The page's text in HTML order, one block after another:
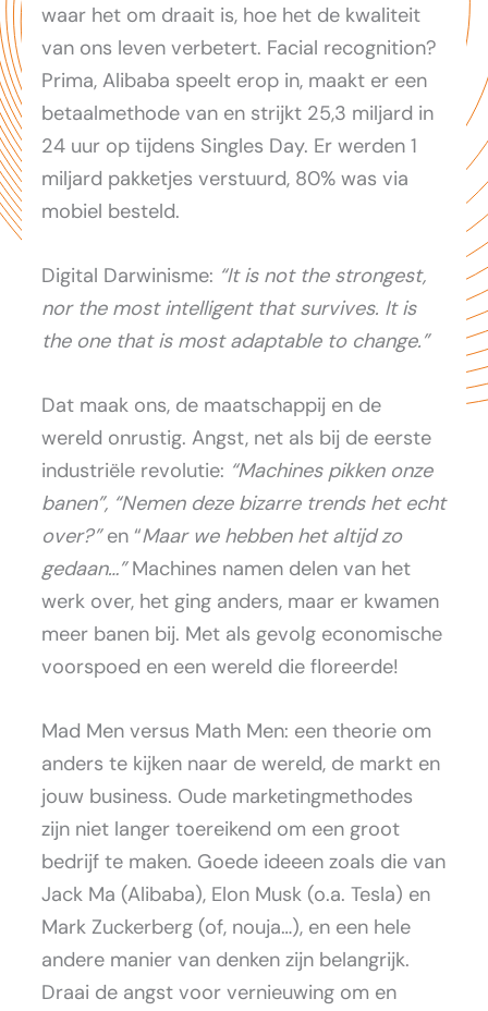
waar het om draait is, hoe het de kwaliteit
van ons leven verbetert. Facial recognition?
Prima, Alibaba speelt erop in, maakt er een
betaalmethode van en strijkt 25,3 miljard in
24 uur op tijdens Singles Day. Er werden 1
miljard pakketjes verstuurd, 80% was via
mobiel besteld.
Digital Darwinisme: “It is not the strongest,
nor the most intelligent that survives. It is
the one that is most adaptable to change.”
Dat maak ons, de maatschappij en de
wereld onrustig. Angst, net als bij de eerste
industriële revolutie: “Machines pikken onze
banen”, “Nemen deze bizarre trends het echt
over?”en “Maar we hebben het altijd zo
gedaan…”Machines namen delen van het
werk over, het ging anders, maar er kwamen
meer banen bij. Met als gevolg economische
voorspoed en een wereld die floreerde!
Mad Men versus Math Men: een theorie om
anders te kijken naar de wereld, de markt en
jouw business. Oude marketingmethodes
zijn niet langer toereikend om een groot
bedrijf te maken. Goede ideeen zoals die van
Jack Ma (Alibaba), Elon Musk (o.a. Tesla) en
Mark Zuckerberg (of, nouja…), en een hele
andere manier van denken zijn belangrijk.
Draai de angst voor vernieuwing om en